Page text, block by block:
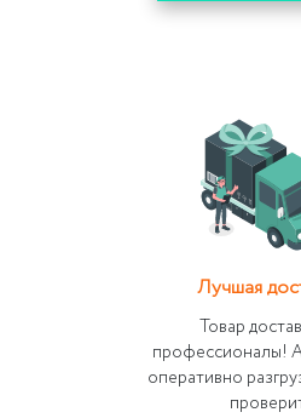
Лучшая
Товар
профессионалы!
оперативно